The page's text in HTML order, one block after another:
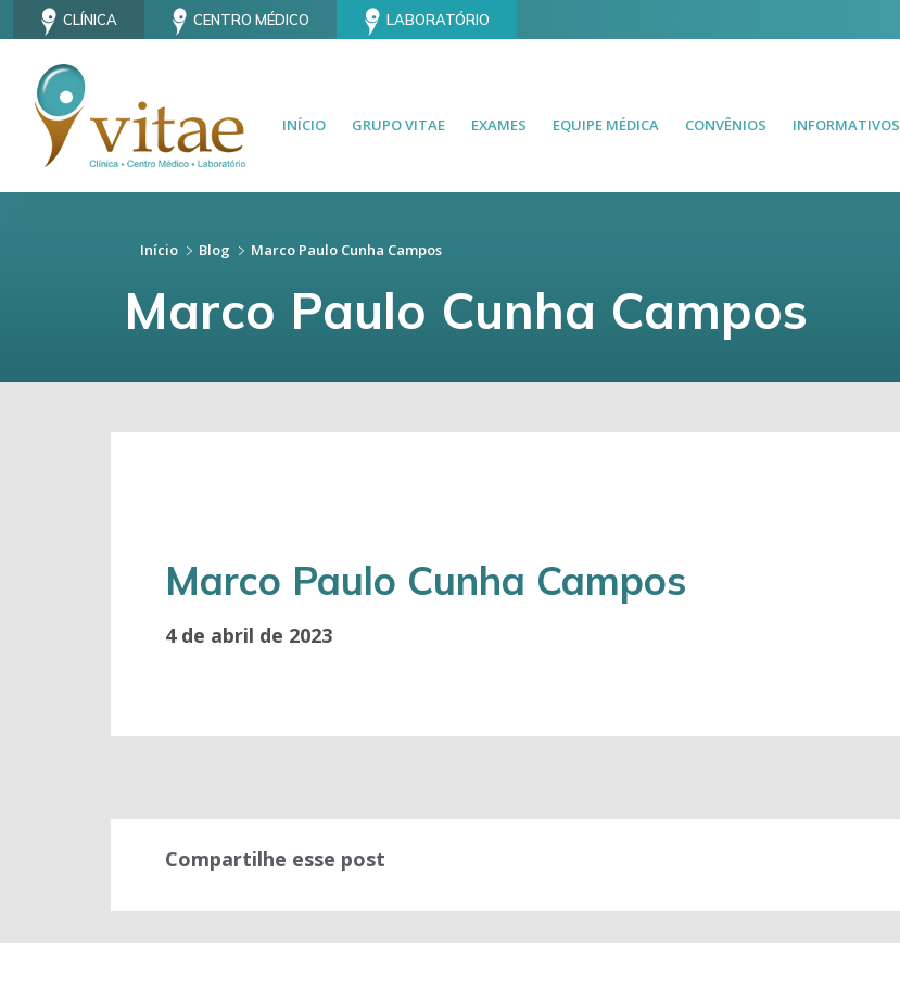
CLÍNICA CENTRO MÉDICO LABORATÓRIO
INÍCIO GRUPO VITAE EXAMES EQUIPE MÉDICA CONVÊNIOS INFORMATIVOS
Início Blog Marco Paulo Cunha Campos
Marco Paulo Cunha Campos
Marco Paulo Cunha Campos
4 de abril de 2023
Compartilhe esse post